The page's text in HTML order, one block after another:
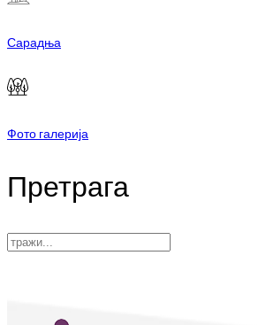
Сарадња
Фото галерија
Претрага